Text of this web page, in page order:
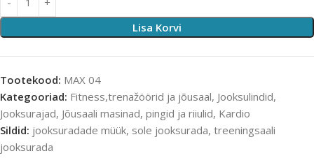
Lisa Korvi
Tootekood: MAX 04
Kategooriad: Fitness,trenažöörid ja jõusaal, Jooksulindid,
Jooksurajad, Jõusaali masinad, pingid ja riiulid, Kardio
Sildid: jooksuradade müük, sole jooksurada, treeningsaali
jooksurada